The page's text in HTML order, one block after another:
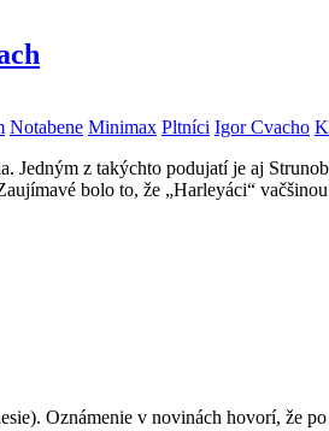
Notabene Minimax Pltníci Igor Cvacho
Jedným z takýchto podujatí je aj
bolo to, že „Harleyáci“
Oznámenie v novinách hovorí, že